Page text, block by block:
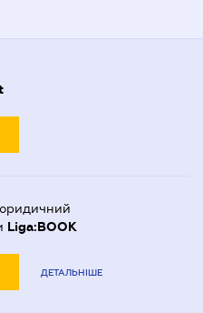
Liga:BOOK
ДЕТАЛЬНІШЕ